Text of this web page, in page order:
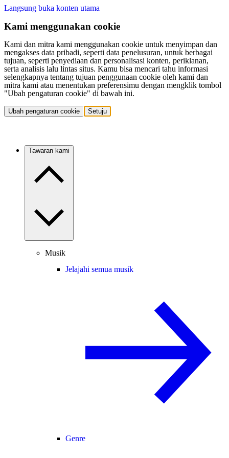
Langsung buka konten utama
Kami menggunakan cookie
Kami dan mitra kami menggunakan cookie untuk menyimpan dan
mengakses data pribadi, seperti data penelusuran, untuk berbagai
tujuan, seperti penyediaan dan personalisasi konten, periklanan,
serta analisis lalu lintas situs. Kamu bisa mencari tahu informasi
selengkapnya tentang tujuan penggunaan cookie oleh kami dan
mitra kami atau menentukan preferensimu dengan mengklik tombol
"Ubah pengaturan cookie" di bawah ini.
Ubah pengaturan cookie Setuju
Tawaran kami
Musik
Jelajahi semua musik
Genre